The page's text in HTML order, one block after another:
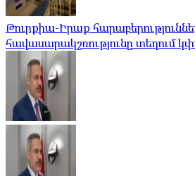
Թուրքիա-Իրաք
հավասարակշռությունը տեղում